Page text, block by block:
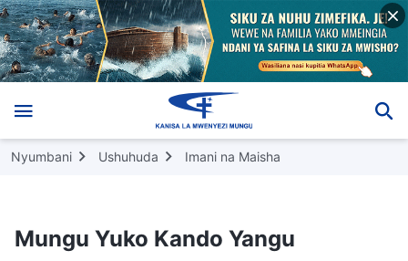
Nyumbani Ushuhuda Imani na Maisha
Mungu Yuko Kando Yangu